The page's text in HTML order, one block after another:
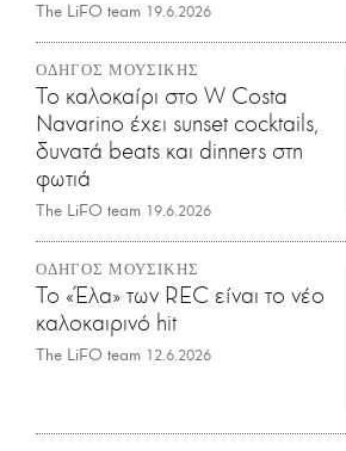
The LiFO team 19.6.2026
ΟΔΗΓΟΣ ΜΟΥΣΙΚΗΣ
Το καλοκαίρι στο W Costa
Navarino έχει sunset cocktails,
δυνατά beats και dinners στη
φωτιά
The LiFO team 19.6.2026
ΟΔΗΓΟΣ ΜΟΥΣΙΚΗΣ
Το «Έλα» των REC είναι το νέο
καλοκαιρινό hit
The LiFO team 12.6.2026